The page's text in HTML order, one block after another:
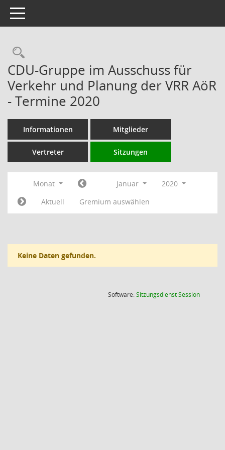
Toggle navigation
Rechercheauswahl
CDU-Gruppe im Ausschuss für
Verkehr und Planung der VRR AöR
- Termine 2020
Informationen Mitglieder
Vertreter Sitzungen
Monat Januar
2020
Aktuell
Gremium auswählen
Keine Daten gefunden.
Software:SitzungsdienstSession(Wird in